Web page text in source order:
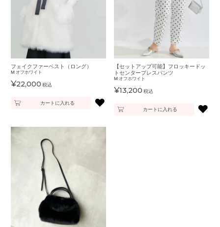
フェイクファーベスト（ロング）
M オフホワイト
¥22,000 税込
カートに入れる ♥
【セットアップ可能】フロッキードッ
トセンタープレスパンツ
M オフホワイト
¥13,200 税込
カートに入れる ♥